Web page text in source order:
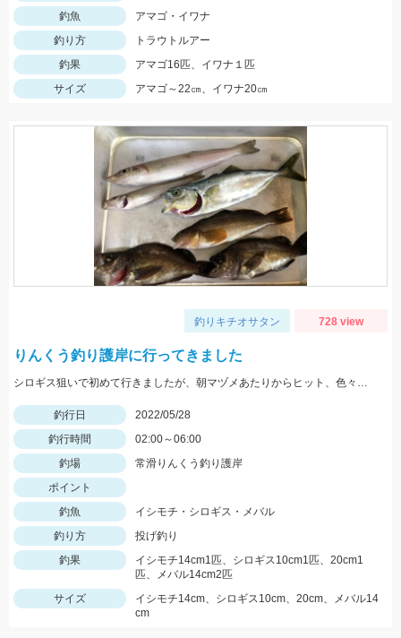
釣魚
アマゴ・イワナ
釣り方
トラウトルアー
釣果
アマゴ16匹、イワナ１匹
サイズ
アマゴ～22㎝、イワナ20㎝
釣りキチオサタン 728 view
りんくう釣り護岸に行ってきました
シロギス狙いで初めて行きましたが、朝マヅメあたりからヒット、色々釣れて楽しかったです。
釣行日
2022/05/28
釣行時間
02:00～06:00
釣場
常滑りんくう釣り護岸
ポイント
釣魚
イシモチ・シロギス・メバル
釣り方
投げ釣り
釣果
イシモチ14cm1匹、シロギス10cm1匹、20cm1
匹、メバル14cm2匹
サイズ
イシモチ14cm、シロギス10cm、20cm、メバル14
cm